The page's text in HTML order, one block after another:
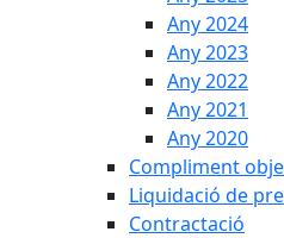
Any 2024
Any 2023
Any 2022
Any 2021
Any 2020
Compliment
Liquidació de
Contractació